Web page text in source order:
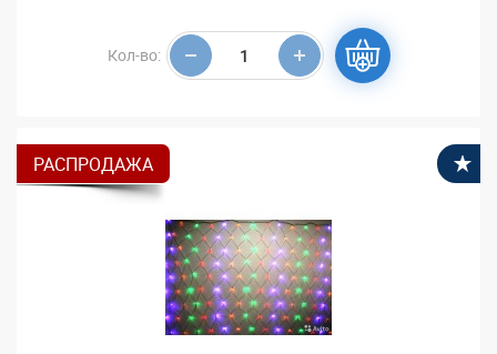
Кол-во:
РАСПРОДАЖА